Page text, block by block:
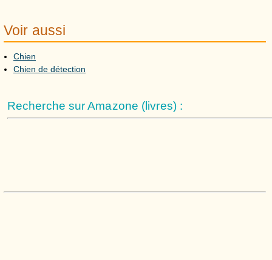
Voir aussi
Chien
Chien de détection
Recherche sur Amazone (livres) :